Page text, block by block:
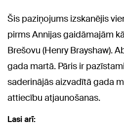
Šis paziņojums izskanējis
pirms Annijas gaidāmajām
Brešovu (Henry Brayshaw).
gada martā. Pāris ir
saderinājās aizvadītā gada
attiecību atjaunošanas.
Lasi arī: